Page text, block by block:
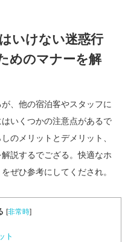
いけない迷惑行
めのマナーを解
、他の宿泊客やスタッフに
いくつかの注意点があるで
のメリットとデメリット、
説するでござる。快適なホ
ぜひ参考にしてくだされ。
[非常時]
ト